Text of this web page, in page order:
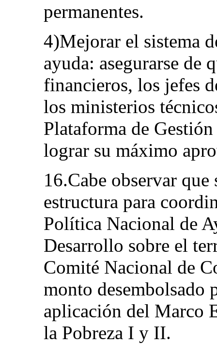
permanentes.
4)Mejorar el sistema
ayuda: asegurarse de
financieros, los jefes
los ministerios
Plataforma de
lograr su máximo
16.Cabe observar que
estructura para
Política Nacional de
Desarrollo sobre el
Comité Nacional de
monto desembolsado
aplicación del Marco
la Pobreza I y II.